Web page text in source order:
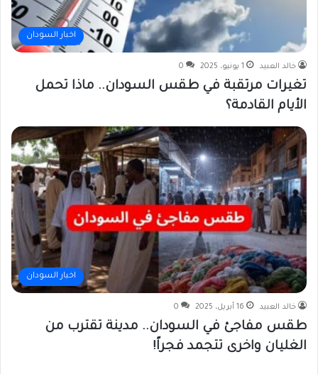
اخبار السودان
خالد العبيد 1 يونيو، 2025 0
تغيرات مرتقبة في طقس السودان.. ماذا تحمل
الأيام القادمة؟
اخبار السودان
خالد العبيد 16 أبريل، 2025 0
طقس مفاجئ في السودان.. مدينة تقترب من
الغليان واخرى تتجمد فجراً!